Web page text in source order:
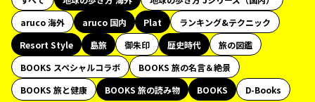
aruco 海外
aruco 国内 Plat
ランキング&テクニック
Resort Style
島旅 御朱印 歴史時代
旅の図鑑
BOOKS スペシャルコラボ
BOOKS 旅の名言＆絶景
BOOKS 旅と健康
BOOKS 旅の読み物 BOOKS
D-Books